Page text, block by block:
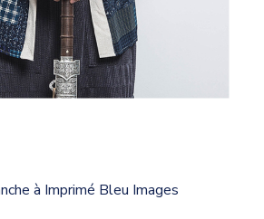
à Imprimé Bleu Images